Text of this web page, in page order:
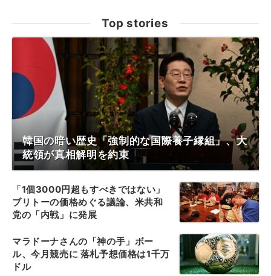
Top stories
韓国の暗い歴史「強制的な国際養子縁組」、大
統領が真相解明を約束
「1個3000円超もすべきではない」
ブリトーの価格めぐる議論、米共和
党の「内戦」に発展
マラドーナさんの「神の手」ボー
ル、今月競売に 落札予想価格は1千万
ドル